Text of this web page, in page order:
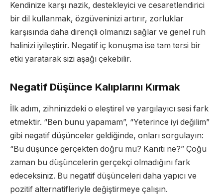
Kendinize karşı nazik, destekleyici ve cesaretlendirici
bir dil kullanmak, özgüveninizi artırır, zorluklar
karşısında daha dirençli olmanızı sağlar ve genel ruh
halinizi iyileştirir. Negatif iç konuşma ise tam tersi bir
etki yaratarak sizi aşağı çekebilir.
Negatif Düşünce Kalıplarını Kırmak
İlk adım, zihninizdeki o eleştirel ve yargılayıcı sesi fark
etmektir. “Ben bunu yapamam”, “Yeterince iyi değilim”
gibi negatif düşünceler geldiğinde, onları sorgulayın:
“Bu düşünce gerçekten doğru mu? Kanıtı ne?” Çoğu
zaman bu düşüncelerin gerçekçi olmadığını fark
edeceksiniz. Bu negatif düşünceleri daha yapıcı ve
pozitif alternatifleriyle değiştirmeye çalışın.